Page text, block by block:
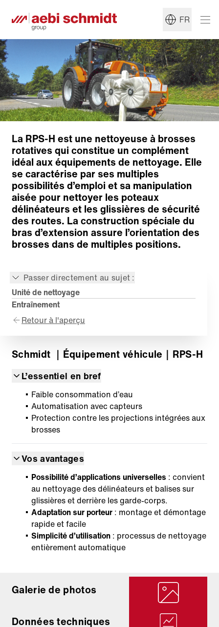
FR
La RPS-H est une nettoyeuse à brosses
rotatives qui constitue un complément
idéal aux équipements de nettoyage. Elle
se caractérise par ses multiples
possibilités d’emploi et sa manipulation
aisée pour nettoyer les poteaux
délinéateurs et les glissières de sécurité
des routes. La construction spéciale du
bras d’extension assure l’orientation des
brosses dans de multiples positions.
Passer directement au sujet :
Unité de nettoyage
Entraînement
Retour à l'aperçu
Schmidt ｜Équipement véhicule ｜RPS-H
L’essentiel en bref
Faible consommation d’eau
Automatisation avec capteurs
Protection contre les projections intégrées aux
brosses
Vos avantages
Possibilité d’applications universelles : convient
au nettoyage des délinéateurs et balises sur
glissières et derrière les garde-corps.
Adaptation sur porteur : montage et démontage
rapide et facile
Simplicité d’utilisation : processus de nettoyage
entièrement automatique
Galerie de photos
Données techniques